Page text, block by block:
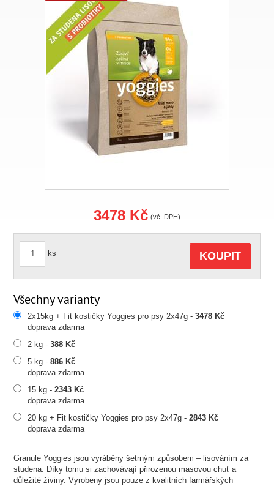
Granule Yoggies jsou vyráběny šetrným způsobem – lisováním za
studena. Díky tomu si zachovávají přirozenou masovou chuť a
důležité živiny. Vyrobeny jsou pouze z kvalitních farmářských
3478 Kč (vč. DPH)
ks KOUPIT
Všechny varianty
2x15kg + Fit kostičky Yoggies pro psy 2x47g -3478 Kč
doprava zdarma
2 kg -388 Kč
5 kg -886 Kč
doprava zdarma
15 kg -2343 Kč
doprava zdarma
20 kg + Fit kostičky Yoggies pro psy 2x47g -2843 Kč
doprava zdarma